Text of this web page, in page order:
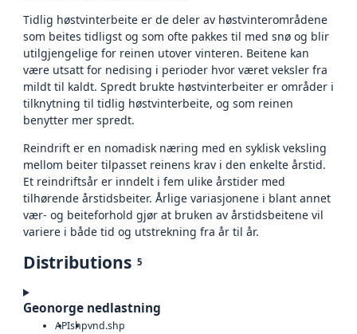
Tidlig høstvinterbeite er de deler av høstvinterområdene
som beites tidligst og som ofte pakkes til med snø og blir
utilgjengelige for reinen utover vinteren. Beitene kan
være utsatt for nedising i perioder hvor været veksler fra
mildt til kaldt. Spredt brukte høstvinterbeiter er områder i
tilknytning til tidlig høstvinterbeite, og som reinen
benytter mer spredt.
Reindrift er en nomadisk næring med en syklisk veksling
mellom beiter tilpasset reinens krav i den enkelte årstid.
Et reindriftsår er inndelt i fem ulike årstider med
tilhørende årstidsbeiter. Årlige variasjonene i blant annet
vær- og beiteforhold gjør at bruken av årstidsbeitene vil
variere i både tid og utstrekning fra år til år.
Distributions 5
Geonorge nedlastning
APIshpvnd.shp